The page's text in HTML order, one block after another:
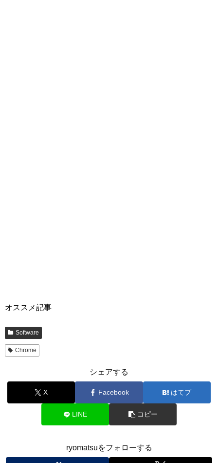
オススメ記事
Software
Chrome
シェアする
X Facebook はてブ
LINE コピー
ryomatsuをフォローする